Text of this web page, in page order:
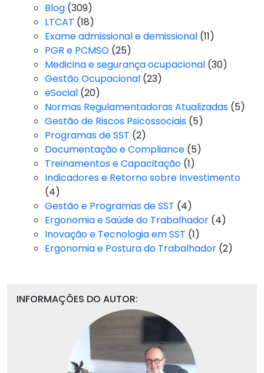
Blog (309)
LTCAT (18)
Exame admissional e demissional (11)
PGR e PCMSO (25)
Medicina e segurança ocupacional (30)
Gestão Ocupacional (23)
eSocial (20)
Normas Regulamentadoras Atualizadas (5)
Gestão de Riscos Psicossociais (5)
Programas de SST (2)
Documentação e Compliance (5)
Treinamentos e Capacitação (1)
Indicadores e Retorno sobre Investimento
(4)
Gestão e Programas de SST (4)
Ergonomia e Saúde do Trabalhador (4)
Inovação e Tecnologia em SST (1)
Ergonomia e Postura do Trabalhador (2)
INFORMAÇÕES DO AUTOR: